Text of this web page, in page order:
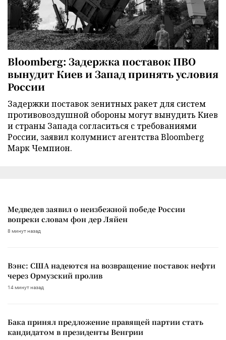
Bloomberg: Задержка поставок ПВО
вынудит Киев и Запад принять условия
России
Задержки поставок зенитных ракет для систем
противовоздушной обороны могут вынудить Киев
и страны Запада согласиться с требованиями
России, заявил колумнист агентства Bloomberg
Марк Чемпион.
Медведев заявил о неизбежной победе России
вопреки словам фон дер Ляйен
8 минут назад
Вэнс: США надеются на возвращение поставок нефти
через Ормузский пролив
14 минут назад
Бака принял предложение правящей партии стать
кандидатом в президенты Венгрии